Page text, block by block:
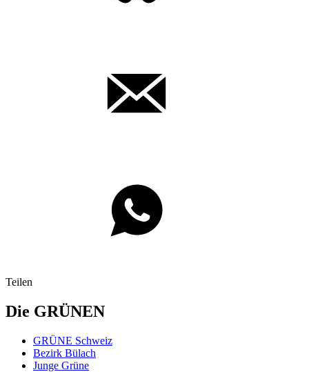
Teilen
Die GRÜNEN
GRÜNE Schweiz
Bezirk Bülach
Junge Grüne